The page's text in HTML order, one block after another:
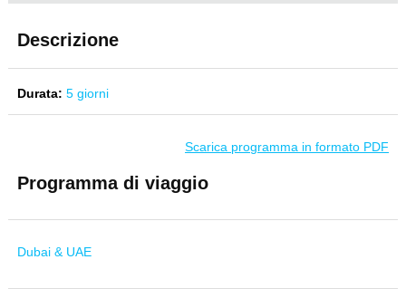
Descrizione
Durata: 5 giorni
Scarica programma in formato PDF
Programma di viaggio
Dubai & UAE